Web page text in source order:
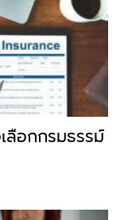
ลือกกรมธรรม์